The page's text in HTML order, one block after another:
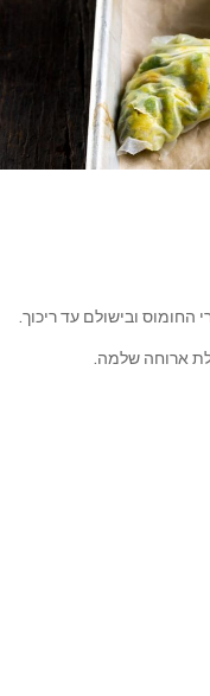
החומוס ובישולם עד ריכוך.
ארוחה שלמה.